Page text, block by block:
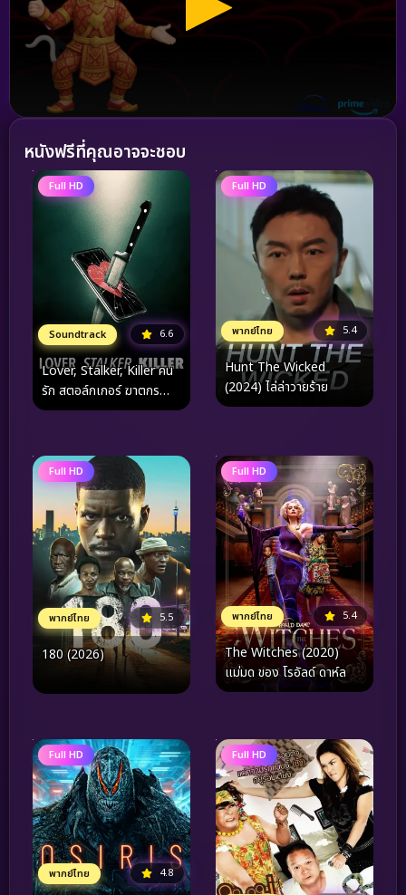
หนังฟรีที่คุณอาจจะชอบ
Full HD
Soundtrack 6.6
Lover, Stalker, Killer คน
รัก สตอล์กเกอร์ ฆาตกร
(2024)
Full HD
พากย์ไทย 5.4
Hunt The Wicked
(2024) ไล่ล่าวายร้าย
Full HD
พากย์ไทย 5.5
180 (2026)
Full HD
พากย์ไทย 5.4
The Witches (2020)
แม่มด ของ โรอัลด์ ดาห์ล
Full HD
พากย์ไทย 4.8
Full HD